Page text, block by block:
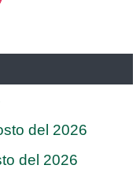
del 2026
del 2026